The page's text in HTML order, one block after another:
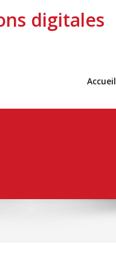
digitales
Accueil